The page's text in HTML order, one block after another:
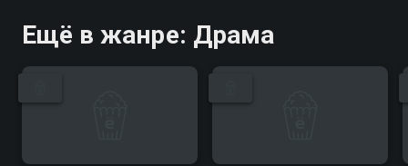
Ещё в жанре: Драма